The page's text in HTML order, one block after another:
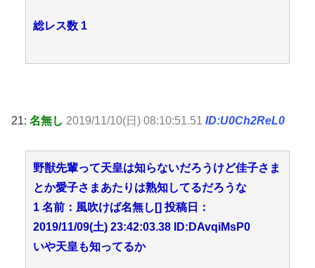
総レス数 1
21: 名無し 2019/11/10(日) 08:10:51.51 ID:U0Ch2ReL0
野獣先輩って天皇は知らないだろうけど佳子さま
とか愛子さまあたりは熟知してるだろうな
1 名前：風吹けば名無し[] 投稿日：
2019/11/09(土) 23:42:03.38 ID:DAvqiMsP0
いや天皇も知ってるか